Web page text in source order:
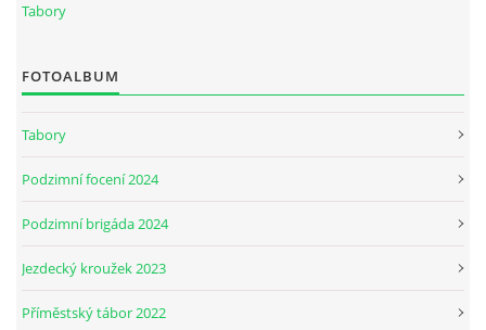
PÁTEČNÍ KROUŽEK " ŠKOLA JEZDECTVÍ " BUDE ZAHÁJEN
ČLENOVÉ JK CABALLERO Z RYCHVALDU
Tabory
FOTOALBUM
Tabory
Podzimní focení 2024
Podzimní brigáda 2024
Jezdecký kroužek 2023
Příměstský tábor 2022